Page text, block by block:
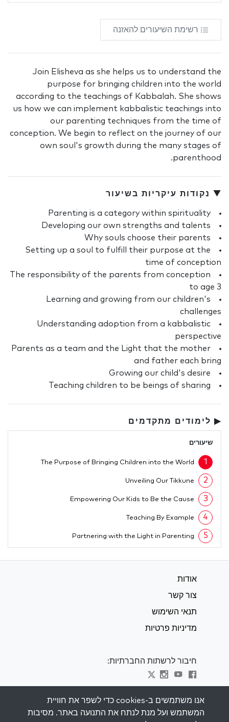
רשימת השיעורים להאזנה
Join Elisheva as she helps us to understand the
purpose for bringing children into the world
according to the teachings of Kabbalah. She shows
us how we can implement kabbalistic teachings into
our parenting techniques from the time of
conception. We begin to reflect on the journey of our
own soul's growth during the many stages of
parenthood.
▼ נקודות עיקריות בשיעור
Parenting is a category within spirituality
Developing our own strengths and talents
Why souls choose their parents
Setting up a soul to fulfill their purpose at the
time of conception
The responsibility of the parents from conception
to age 3
Learning and growing from our children's
challenges
Understanding adoption from a kabbalistic
perspective
Parents as a team and the Light that the mother
and father each bring
Growing our child's desire
Teaching children to be beings of sharing
▶ לימודים מתקדמים
שיעורים
1
The Purpose of Bringing Children into the World
2
Unveiling Our Tikkune
3
Empowering Our Kids to Be the Cause
4
Teaching By Example
5
Partnering with the Light in Parenting
אודות
צור קשר
תנאי השימוש
מדיניות פרטיות
חיבור לרשתות החברתיות:
אנו משתמשים ב-cookies כדי לשפר את חוויית
המשתמש ועל מנת לנתח את התנועה באתר. מסיבות